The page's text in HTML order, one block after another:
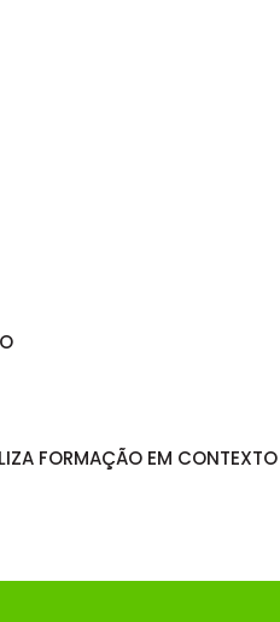
FORMAÇÃO EM